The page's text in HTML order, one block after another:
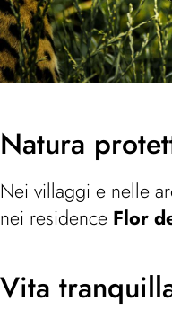
Natura
Nei villaggi e nelle
nei residence Flor
Vita